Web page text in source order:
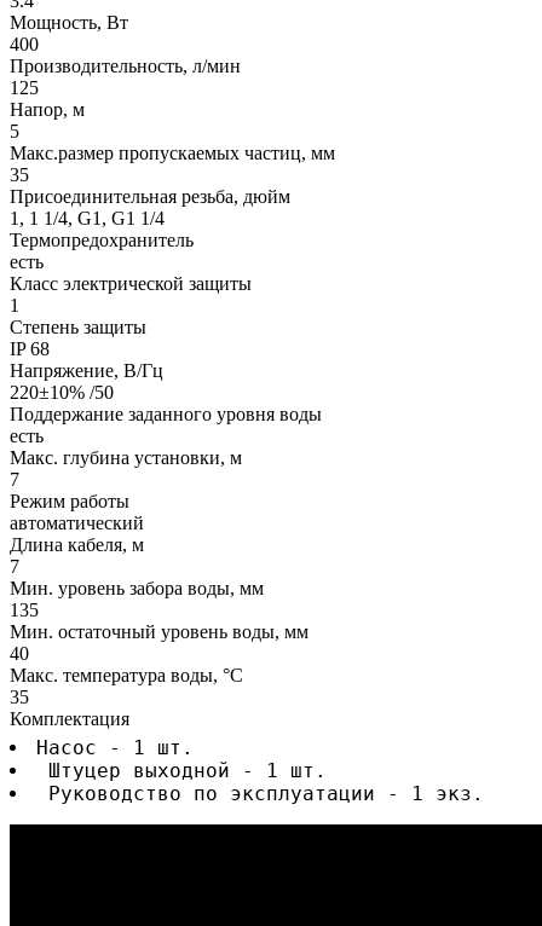
Мощность, Вт
400
Производительность, л/мин
125
Напор, м
5
Макс.размер пропускаемых частиц, мм
35
Присоединительная резьба, дюйм
1, 1 1/4, G1, G1 1/4
Термопредохранитель
есть
Класс электрической защиты
1
Степень защиты
IP 68
Напряжение, В/Гц
220±10% /50
Поддержание заданного уровня воды
есть
Макс. глубина установки, м
7
Режим работы
автоматический
Длина кабеля, м
7
Мин. уровень забора воды, мм
135
Мин. остаточный уровень воды, мм
40
Макс. температура воды, °C
35
Комплектация
Насос - 1 шт.
Штуцер выходной - 1 шт.
Руководство по эксплуатации - 1 экз.